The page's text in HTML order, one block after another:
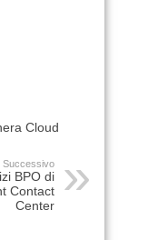
Cloud
Successivo
BPO di
Contact
Center